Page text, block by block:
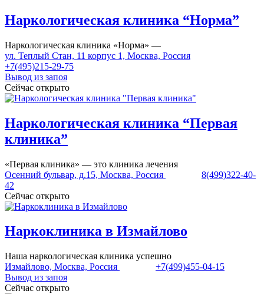
Наркологическая клиника “Норма”
Наркологическая клиника «Норма» —
ул. Теплый Стан, 11 корпус 1, Москва, Россия
+7(495)215-29-75
Вывод из запоя
Сейчас открыто
Наркологическая клиника “Первая
клиника”
«Первая клиника» — это клиника лечения
Осенний бульвар, д.15, Москва, Россия
8(499)322-40-
42
Сейчас открыто
Наркоклиника в Измайлово
Наша наркологическая клиника успешно
Измайлово, Москва, Россия
+7(499)455-04-15
Вывод из запоя
Сейчас открыто